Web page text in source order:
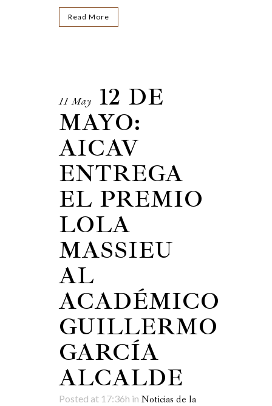
Read More
11 May
12 DE
MAYO:
AICAV
ENTREGA
EL PREMIO
LOLA
MASSIEU
AL
ACADÉMICO
GUILLERMO
GARCÍA
ALCALDE
Posted at 17:36h in Noticias de la